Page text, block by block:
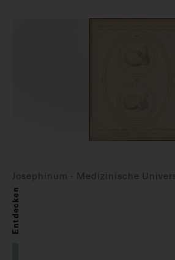
Josephinum - Medizinische
Entdecken